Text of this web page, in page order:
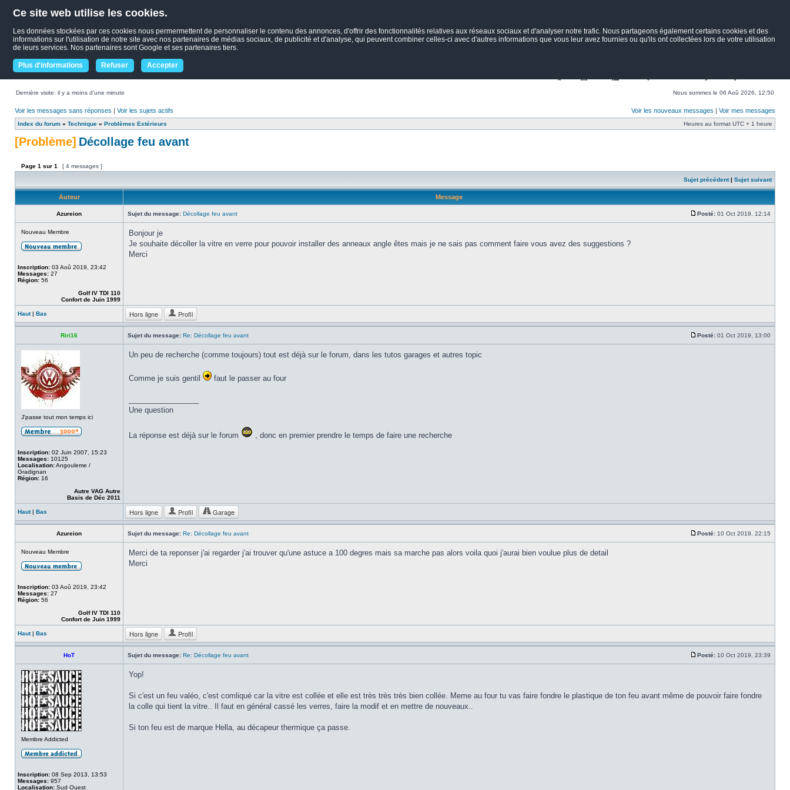
Ce site web utilise les cookies.
Les données stockées par ces cookies nous permermettent de personnaliser le contenu des annonces, d'offrir des fonctionnalités relatives aux réseaux sociaux et d'analyser notre trafic. Nous partageons également certains cookies et des
informations sur l'utilisation de notre site avec nos partenaires de médias sociaux, de publicité et d'analyse, qui peuvent combiner celles-ci avec d'autres informations que vous leur avez fournies ou qu'ils ont collectées lors de votre utilisation
de leurs services. Nos partenaires sont Google et ses partenaires tiers.
Plus d'informations Refuser Accepter
Dernière visite: il y a moins d’une minute Nous sommes le 06 Aoû 2026, 12:50
Voir les messages sans réponses | Voir les sujets actifs Voir les nouveaux messages | Voir mes messages
Index du forum » Technique » Problèmes Extérieurs Heures au format UTC + 1 heure
[Problème] Décollage feu avant
Page 1 sur 1 [ 4 messages ]
Sujet précédent| Sujet suivant
Auteur Message
Azureion Sujet du message: Décollage feu avant Posté: 01 Oct 2019, 12:14
Nouveau Membre
Inscription: 03 Aoû 2019, 23:42
Messages: 27
Région: 56
Golf IV TDI 110
Confort de Juin 1999
Bonjour je
Je souhaite décoller la vitre en verre pour pouvoir installer des anneaux angle êtes mais je ne sais pas comment faire vous avez des suggestions ?
Merci
Haut| Bas Hors ligne Profil
Riri16 Sujet du message: Re: Décollage feu avant Posté: 01 Oct 2019, 13:00
J'passe tout mon temps ici
Inscription: 02 Juin 2007, 15:23
Messages: 10125
Localisation:Angouleme /
Gradignan
Région: 16
Autre VAG Autre
Basis de Déc 2011
Un peu de recherche (comme toujours) tout est déjà sur le forum, dans les tutos garages et autres topic
Comme je suis gentil faut le passer au four
Une question
La réponse est déjà sur le forum , donc en premier prendre le temps de faire une recherche
Haut| Bas Hors ligne Profil Garage
Azureion Sujet du message: Re: Décollage feu avant Posté: 10 Oct 2019, 22:15
Nouveau Membre
Inscription: 03 Aoû 2019, 23:42
Messages: 27
Région: 56
Golf IV TDI 110
Confort de Juin 1999
Merci de ta reponser j'ai regarder j'ai trouver qu'une astuce a 100 degres mais sa marche pas alors voila quoi j'aurai bien voulue plus de detail
Merci
Haut| Bas Hors ligne Profil
HoT Sujet du message: Re: Décollage feu avant Posté: 10 Oct 2019, 23:39
Membre Addicted
Inscription: 08 Sep 2013, 13:53
Messages: 957
Localisation: Sud Ouest
Yop!
Si c'est un feu valéo, c'est comliqué car la vitre est collée et elle est très très très bien collée. Meme au four tu vas faire fondre le plastique de ton feu avant même de pouvoir faire fondre
la colle qui tient la vitre.. Il faut en général cassé les verres, faire la modif et en mettre de nouveaux..
Si ton feu est de marque Hella, au décapeur thermique ça passe.